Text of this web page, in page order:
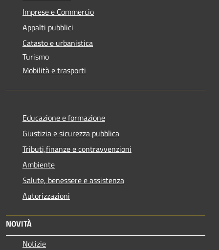
Imprese e Commercio
Appalti pubblici
Catasto e urbanistica
Turismo
Mobilità e trasporti
Educazione e formazione
Giustizia e sicurezza pubblica
Tributi,finanze e contravvenzioni
Ambiente
Salute, benessere e assistenza
Autorizzazioni
NOVITÀ
Notizie